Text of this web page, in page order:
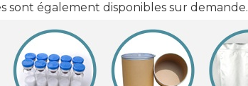
sont également disponibles sur demande.